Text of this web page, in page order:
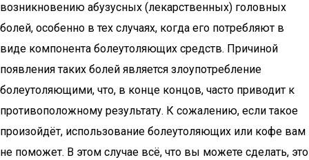
возникновению абузусных (лекарственных) головных
болей, особенно в тех случаях, когда его потребляют в
виде компонента болеутоляющих средств. Причиной
появления таких болей является злоупотребление
болеутоляющими, что, в конце концов, часто приводит к
противоположному результату. К сожалению, если такое
произойдёт, использование болеутоляющих или кофе вам
не поможет. В этом случае всё, что вы можете сделать, это